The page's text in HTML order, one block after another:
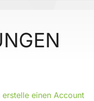
erstelle einen Account